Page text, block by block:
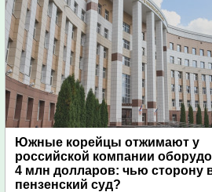
Южные корейцы отжимают у
российской компании
4 млн долларов: чью сторону
пензенский суд?